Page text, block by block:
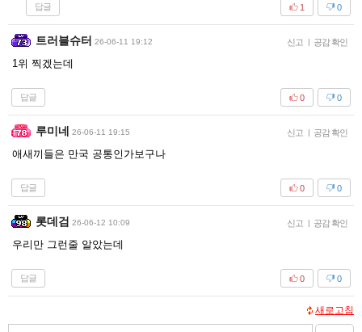
답글 0
1
트러블슈터 26-06-11 19:12 신고 | 공감 확인
1위 찍겠는데
답글 0
0
루미네 26-06-11 19:15 신고 | 공감 확인
애새끼들은 만국 공통인가보구나
답글 0
0
롯데검 26-06-12 10:09 신고 | 공감 확인
우리만 그런줄 알았는데
답글 0
0
새로고침